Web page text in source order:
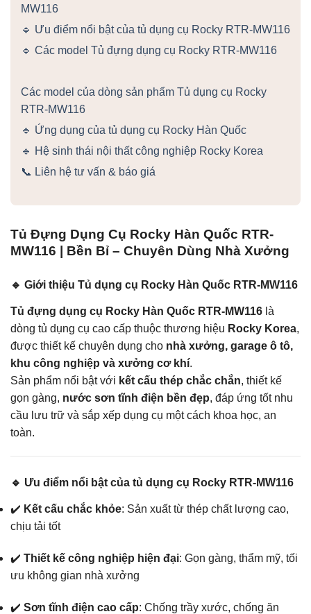
MW116
🔹 Ưu điểm nổi bật của tủ dụng cụ Rocky RTR-MW116
🔹 Các model Tủ đựng dụng cụ Rocky RTR-MW116
Các model của dòng sản phẩm Tủ dụng cụ Rocky
RTR-MW116
🔹 Ứng dụng của tủ dụng cụ Rocky Hàn Quốc
🔹 Hệ sinh thái nội thất công nghiệp Rocky Korea
📞 Liên hệ tư vấn & báo giá
Tủ Đựng Dụng Cụ Rocky Hàn Quốc RTR-
MW116 | Bền Bỉ – Chuyên Dùng Nhà Xưởng
🔹 Giới thiệu Tủ dụng cụ Rocky Hàn Quốc RTR-MW116
Tủ đựng dụng cụ Rocky Hàn Quốc RTR-MW116 là
dòng tủ dụng cụ cao cấp thuộc thương hiệu Rocky Korea,
được thiết kế chuyên dụng cho nhà xưởng, garage ô tô,
khu công nghiệp và xưởng cơ khí.
Sản phẩm nổi bật với kết cấu thép chắc chắn, thiết kế
gọn gàng, nước sơn tĩnh điện bền đẹp, đáp ứng tốt nhu
cầu lưu trữ và sắp xếp dụng cụ một cách khoa học, an
toàn.
🔹 Ưu điểm nổi bật của tủ dụng cụ Rocky RTR-MW116
✔️ Kết cấu chắc khỏe: Sản xuất từ thép chất lượng cao,
chịu tải tốt
✔️ Thiết kế công nghiệp hiện đại: Gọn gàng, thẩm mỹ, tối
ưu không gian nhà xưởng
✔️ Sơn tĩnh điện cao cấp: Chống trầy xước, chống ăn